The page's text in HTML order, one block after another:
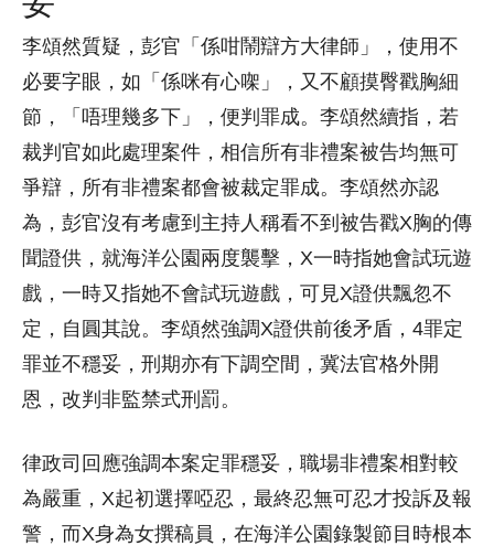
李頌然質疑，彭官「係咁鬧辯方大律師」，使用不
必要字眼，如「係咪有心㗎」，又不顧摸臀戳胸細
節，「唔理幾多下」，便判罪成。李頌然續指，若
裁判官如此處理案件，相信所有非禮案被告均無可
爭辯，所有非禮案都會被裁定罪成。李頌然亦認
為，彭官沒有考慮到主持人稱看不到被告戳X胸的傳
聞證供，就海洋公園兩度襲擊，X一時指她會試玩遊
戲，一時又指她不會試玩遊戲，可見X證供飄忽不
定，自圓其說。李頌然強調X證供前後矛盾，4罪定
罪並不穩妥，刑期亦有下調空間，冀法官格外開
恩，改判非監禁式刑罰。
律政司回應強調本案定罪穩妥，職場非禮案相對較
為嚴重，X起初選擇啞忍，最終忍無可忍才投訴及報
警，而X身為女撰稿員，在海洋公園錄製節目時根本